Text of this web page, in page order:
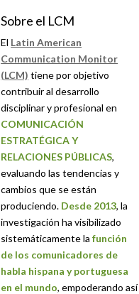
Sobre el LCM
El Latin American
Communication Monitor
(LCM) tiene por objetivo
contribuir al desarrollo
disciplinar y profesional en
COMUNICACIÓN
ESTRATÉGICA Y
RELACIONES PÚBLICAS,
evaluando las tendencias y
cambios que se están
produciendo. Desde 2013, la
investigación ha visibilizado
sistemáticamente lafunción
de los comunicadores de
habla hispana y portuguesa
en el mundo, empoderando así